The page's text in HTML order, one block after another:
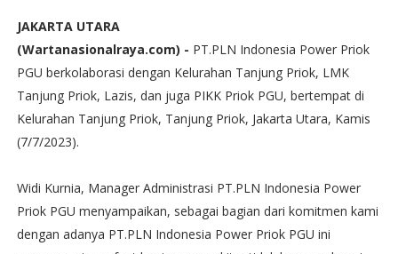
JAKARTA UTARA
(Wartanasionalraya.com) - PT.PLN Indonesia Power Priok
PGU berkolaborasi dengan Kelurahan Tanjung Priok, LMK
Tanjung Priok, Lazis, dan juga PIKK Priok PGU, bertempat di
Kelurahan Tanjung Priok, Tanjung Priok, Jakarta Utara, Kamis
(7/7/2023).
Widi Kurnia, Manager Administrasi PT.PLN Indonesia Power
Priok PGU menyampaikan, sebagai bagian dari komitmen kami
dengan adanya PT.PLN Indonesia Power Priok PGU ini